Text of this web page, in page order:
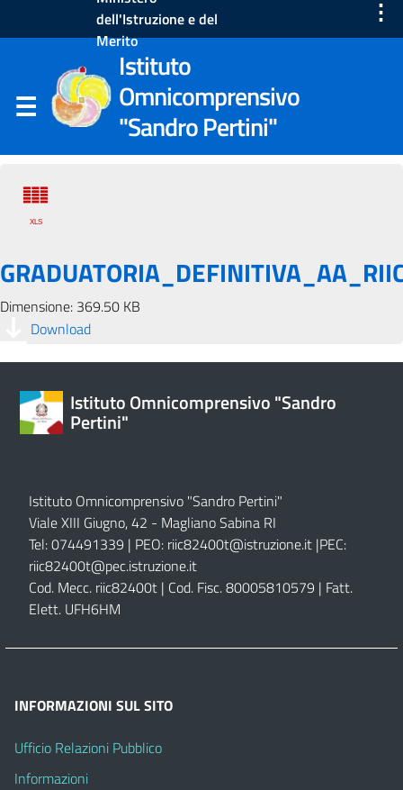
dell'Istruzione e del
Merito
⋮
Istituto
Omnicomprensivo
"Sandro Pertini"
Dimensione: 369.50 KB
Download
Istituto Omnicomprensivo "Sandro
Pertini"
Istituto Omnicomprensivo "Sandro Pertini"
Viale XIII Giugno, 42 - Magliano Sabina RI
Tel: 074491339 | PEO: riic82400t@istruzione.it |PEC:
riic82400t@pec.istruzione.it
Cod. Mecc. riic82400t | Cod. Fisc. 80005810579 | Fatt.
Elett. UFH6HM
INFORMAZIONI SUL SITO
Ufficio Relazioni Pubblico
Informazioni